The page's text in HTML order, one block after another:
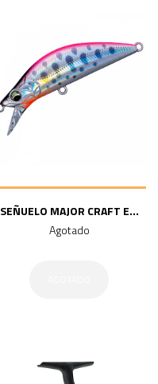
SEÑUELO MAJOR CRAFT E...
Agotado